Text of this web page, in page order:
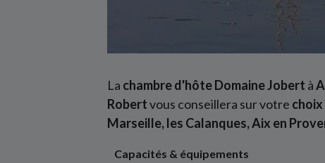
La chambre d'hôte Domaine Jobert à
Robertvous conseillera sur votre
Marseille, les Calanques, Aix en
Capacités & équipements